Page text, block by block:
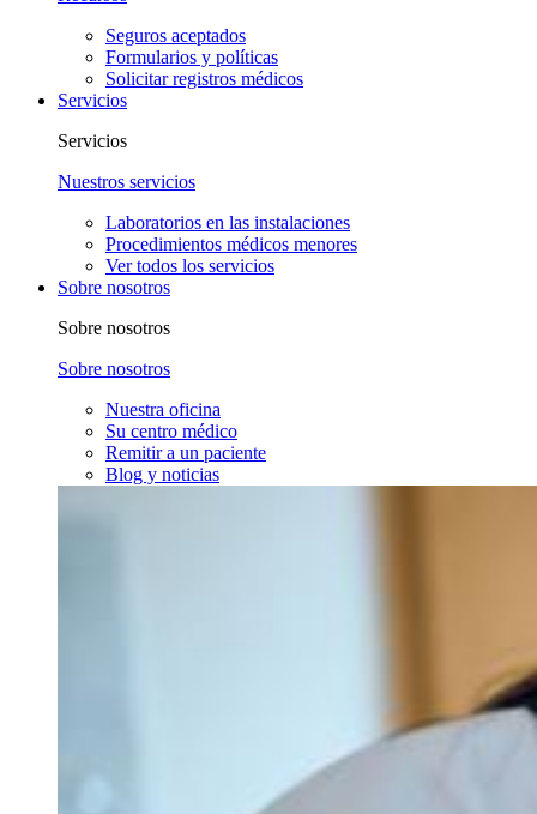
Seguros aceptados
Formularios y políticas
Solicitar registros médicos
Servicios
Servicios
Nuestros servicios
Laboratorios en las instalaciones
Procedimientos médicos menores
Ver todos los servicios
Sobre nosotros
Sobre nosotros
Sobre nosotros
Nuestra oficina
Su centro médico
Remitir a un paciente
Blog y noticias